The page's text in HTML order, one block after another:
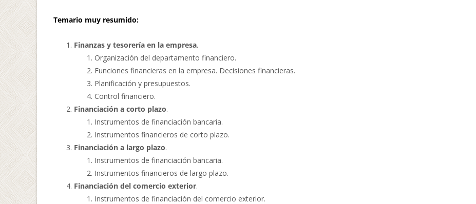
Temario muy resumido:
Finanzas y tesorería en la empresa.
Organización del departamento financiero.
Funciones financieras en la empresa. Decisiones financieras.
Planificación y presupuestos.
Control financiero.
Financiación a corto plazo.
Instrumentos de financiación bancaria.
Instrumentos financieros de corto plazo.
Financiación a largo plazo.
Instrumentos de financiación bancaria.
Instrumentos financieros de largo plazo.
Financiación del comercio exterior.
Instrumentos de financiación del comercio exterior.